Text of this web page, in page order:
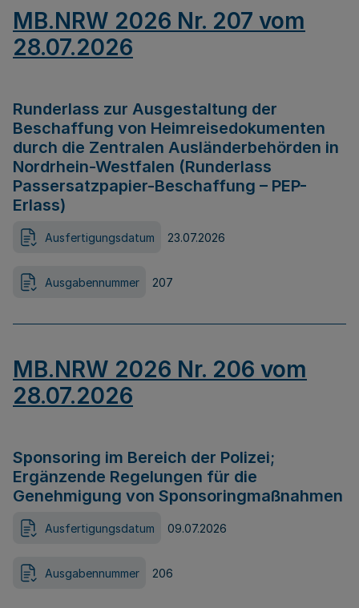
MB.NRW 2026 Nr. 207 vom
28.07.2026
Runderlass zur Ausgestaltung der
Beschaffung von Heimreisedokumenten
durch die Zentralen Ausländerbehörden in
Nordrhein-Westfalen (Runderlass
Passersatzpapier-Beschaffung – PEP-
Erlass)
Ausfertigungsdatum 23.07.2026
Ausgabennummer 207
MB.NRW 2026 Nr. 206 vom
28.07.2026
Sponsoring im Bereich der Polizei;
Ergänzende Regelungen für die
Genehmigung von Sponsoringmaßnahmen
Ausfertigungsdatum 09.07.2026
Ausgabennummer 206